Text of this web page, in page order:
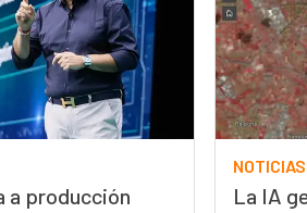
a producción
NOTICIAS
La IA